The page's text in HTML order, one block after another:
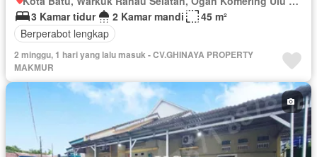
3 Kamar tidur
2 Kamar mandi
45 m²
Berperabot lengkap
2 minggu, 1 hari yang lalu masuk - CV.GHINAYA PROPERTY
MAKMUR